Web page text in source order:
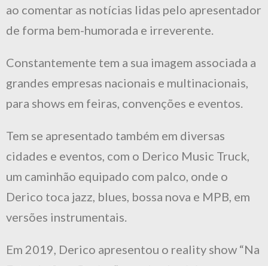
ao comentar as notícias lidas pelo apresentador
de forma bem-humorada e irreverente.
Constantemente tem a sua imagem associada a
grandes empresas nacionais e multinacionais,
para shows em feiras, convenções e eventos.
Tem se apresentado também em diversas
cidades e eventos, com o Derico Music Truck,
um caminhão equipado com palco, onde o
Derico toca jazz, blues, bossa nova e MPB, em
versões instrumentais.
Em 2019, Derico apresentou o reality show “Na